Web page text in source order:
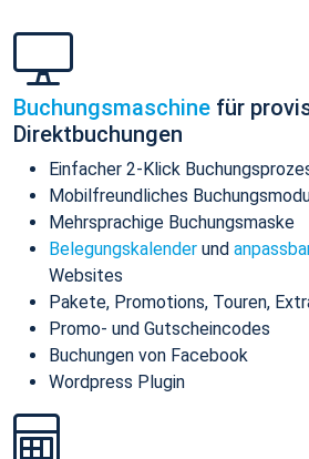
Buchungsmaschine für
Direktbuchungen
Einfacher 2-Klick
Mobilfreundliches
Mehrsprachige Buchungsmaske
Belegungskalender und
Websites
Pakete, Promotions, Touren,
Promo- und Gutscheincodes
Buchungen von Facebook
Wordpress Plugin